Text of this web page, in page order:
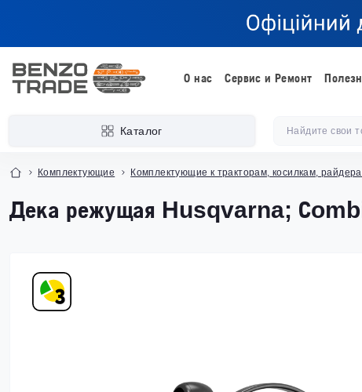
О нас Сервис и Ремонт
Каталог
Комплектующие Комплектующие к тракторам, косилкам,
Дека режущая Husqvarna;